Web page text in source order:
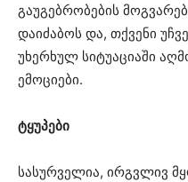
გაუგებრობების
დაიძაბოს და, თქვენი
უხერხულ სიტუაციაში
ემოციები.
ტყუპები
სასურველია, ირგვლივ